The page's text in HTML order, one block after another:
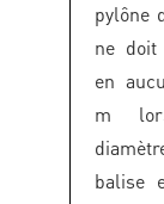
pylône
ne doit
en
m
balise